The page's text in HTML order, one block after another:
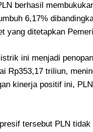
berhasil
6,17%
yang ditetapkan
ini menjadi
Rp353,17 triliun,
kinerja positif ini,
tersebut PLN